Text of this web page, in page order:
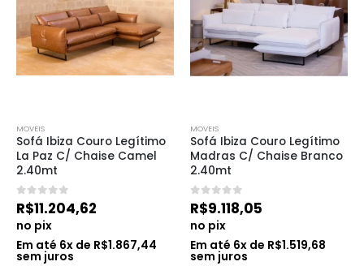
MOVEIS
Sofá Ibiza Couro Legítimo
La Paz C/ Chaise Camel
2.40mt
0de 5
R$11.204,62
no pix
Em até 6x de R$1.867,44
sem juros
MOVEIS
Sofá Ibiza Couro Legítimo
Madras C/ Chaise Branco
2.40mt
0de 5
R$9.118,05
no pix
Em até 6x de R$1.519,68
sem juros